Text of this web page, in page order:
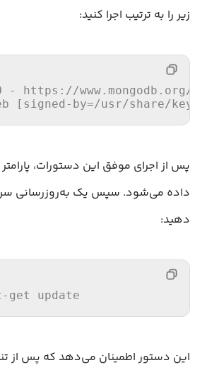
زیر را به ترتیب اجرا کنید:
- https: //www.mongodb.org/
[signed-by=/usr/share/
داده می‌شود. سپس یک به‌روزرسانی
دهید:
get update
این دستور اطمینان می‌دهد که پس از